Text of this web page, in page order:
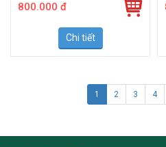
Chi tiết
2 3 4